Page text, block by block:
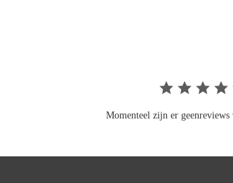
Momenteel zijn er